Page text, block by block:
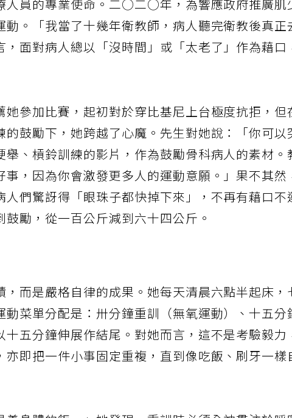
人員的專業使命。二○二○年，為響應政府推廣肌
。「我當了十幾年衛教師，病人聽完衛教後真正
面對病人總以「沒時間」或「太老了」作為藉口
參加比賽，起初對於穿比基尼上台極度抗拒，但
鼓勵下，她跨越了心魔。先生對她說：「你可以
舉、槓鈴訓練的影片，作為鼓勵骨科病人的素材。
事，因為你會激發更多人的運動意願。」果不其然
們驚訝得「眼珠子都快掉下來」，不再有藉口不
勵，從一百公斤減到六十四公斤。
而是嚴格自律的成果。她每天清晨六點半起床，
動菜單分配是：卅分鐘重訓（無氧運動）、十五分
五分鐘伸展作結尾。對她而言，這不是考驗毅力
即把一件小事固定重複，直到像吃飯、刷牙一樣